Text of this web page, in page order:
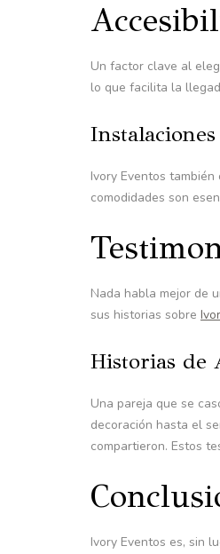
Un factor clave al
lo que facilita la
Ivory Eventos
comodidades son
Nada habla mejor de
sus historias sobre
Historias de
Una pareja que se
decoración hasta el
compartieron. Estos
Ivory Eventos es, sin